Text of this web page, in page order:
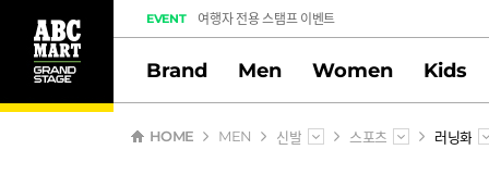
EVENT
여행자 전용 스탬프 이벤트
멤버십 스탬프 활동 만족도 조사 당첨자 안내
Brand Men Women Kids
HOME MEN 신발 스포츠 러닝화